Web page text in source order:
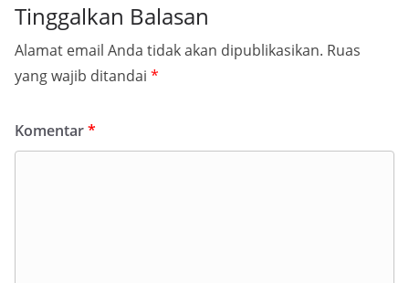
Tinggalkan Balasan
Alamat email Anda tidak akan dipublikasikan. Ruas
yang wajib ditandai *
Komentar*